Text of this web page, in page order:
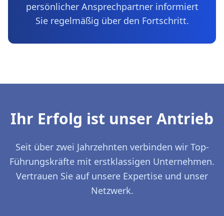
persönlicher Ansprechpartner informiert
Sie regelmäßig über den Fortschritt.
Ihr Erfolg ist unser Antrieb
Seit über zwei Jahrzehnten verbinden wir Top-
Führungskräfte mit erstklassigen Unternehmen.
Vertrauen Sie auf unsere Expertise und unser
Netzwerk.